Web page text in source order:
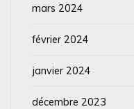
mars 2024
février 2024
janvier 2024
décembre 2023